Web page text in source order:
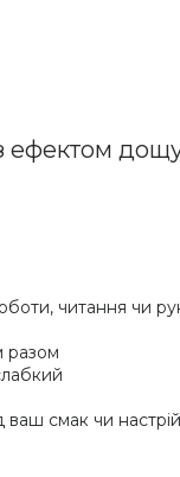
ефектом дощу
читання чи
разом
ваш смак чи настрій